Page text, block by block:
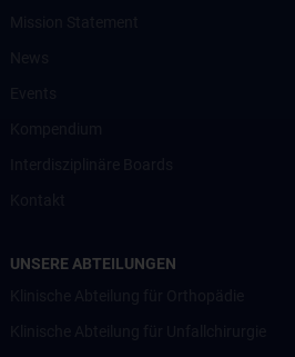
UNSERE ABTEILUNGEN